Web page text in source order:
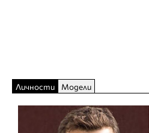
Личности Модели